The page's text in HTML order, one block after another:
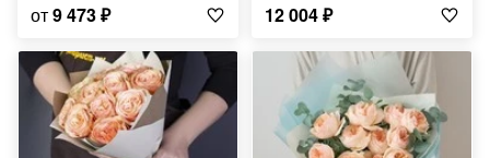
от9 473₽ 12 004₽